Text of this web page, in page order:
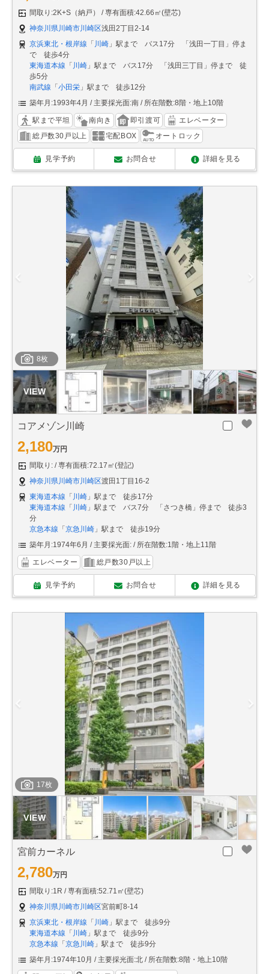
間取り:2K+S（納戸）
専有面積:42.66㎡(壁芯)
神奈川県川崎市川崎区浅田2丁目2-14
京浜東北・根岸線 「 川崎 」駅まで バス17分 「浅田一丁目」停ま
で 徒歩4分
東海道本線 「 川崎 」駅まで バス17分 「浅田三丁目」停まで 徒
歩5分
南武線 「 小田栄 」駅まで 徒歩12分
築年月:1993年4月
主要採光面:南 所在階数:8階・地上10階
駅まで平坦 南向き 即引渡可
エレベーター
総戸数30戸以上
宅配BOX オートロック
見学予約 お問合せ 詳細を見る
8枚
コアメゾン川崎
2,180万円
間取り:
専有面積:72.17㎡(登記)
神奈川県川崎市川崎区渡田1丁目16-2
東海道本線 「 川崎 」駅まで 徒歩17分
東海道本線 「 川崎 」駅まで バス7分 「さつき橋」停まで 徒歩3
分
京急本線 「京急川崎 」駅まで 徒歩19分
築年月:1974年6月
主要採光面: 所在階数:1階・地上11階
エレベーター 総戸数30戸以上
見学予約 お問合せ 詳細を見る
17枚
宮前カーネル
2,780万円
間取り:1R
専有面積:52.71㎡(壁芯)
神奈川県川崎市川崎区宮前町8-14
京浜東北・根岸線 「 川崎 」駅まで 徒歩9分
東海道本線 「 川崎 」駅まで 徒歩9分
京急本線 「 京急川崎 」駅まで 徒歩9分
築年月:1974年10月
主要採光面:北 所在階数:8階・地上10階